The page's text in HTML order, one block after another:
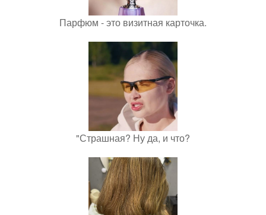
Парфюм - это визитная карточка.
"Страшная? Ну да, и что?